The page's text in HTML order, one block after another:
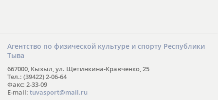
Агентство по физической культуре и спорту Республики
Тыва
667000, Кызыл, ул. Щетинкина-Кравченко, 25
Тел.: (39422) 2-06-64
Факс: 2-33-09
E-mail: tuvasport@mail.ru